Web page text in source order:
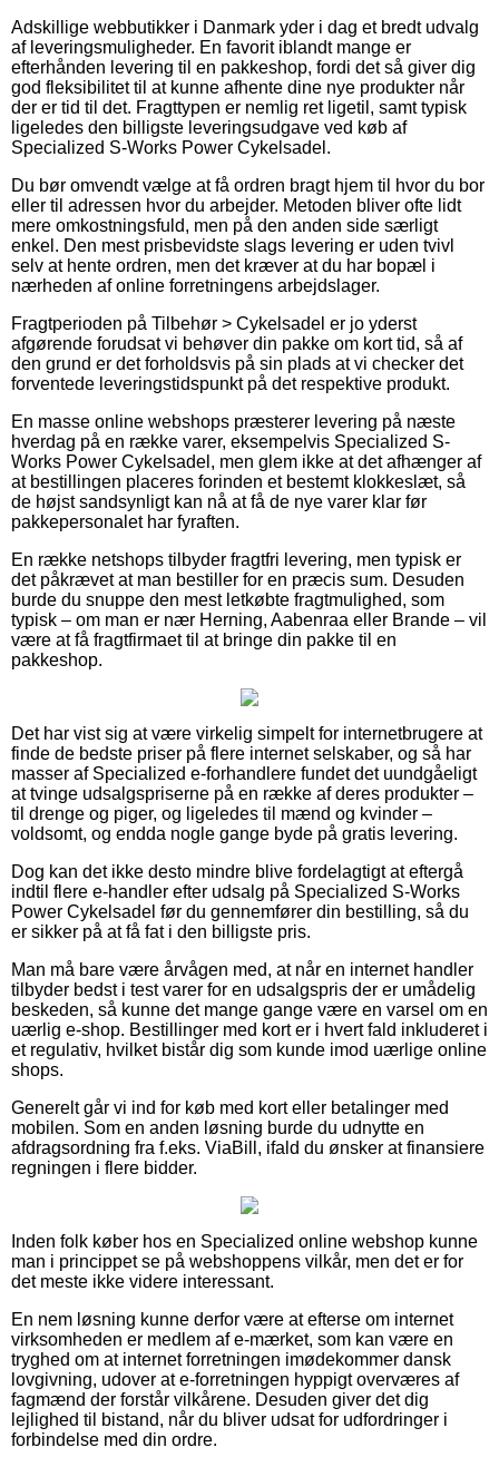
Adskillige webbutikker i Danmark yder i dag et bredt udvalg
af leveringsmuligheder. En favorit iblandt mange er
efterhånden levering til en pakkeshop, fordi det så giver dig
god fleksibilitet til at kunne afhente dine nye produkter når
der er tid til det. Fragttypen er nemlig ret ligetil, samt typisk
ligeledes den billigste leveringsudgave ved køb af
Specialized S-Works Power Cykelsadel.
Du bør omvendt vælge at få ordren bragt hjem til hvor du bor
eller til adressen hvor du arbejder. Metoden bliver ofte lidt
mere omkostningsfuld, men på den anden side særligt
enkel. Den mest prisbevidste slags levering er uden tvivl
selv at hente ordren, men det kræver at du har bopæl i
nærheden af online forretningens arbejdslager.
Fragtperioden på Tilbehør > Cykelsadel er jo yderst
afgørende forudsat vi behøver din pakke om kort tid, så af
den grund er det forholdsvis på sin plads at vi checker det
forventede leveringstidspunkt på det respektive produkt.
En masse online webshops præsterer levering på næste
hverdag på en række varer, eksempelvis Specialized S-
Works Power Cykelsadel, men glem ikke at det afhænger af
at bestillingen placeres forinden et bestemt klokkeslæt, så
de højst sandsynligt kan nå at få de nye varer klar før
pakkepersonalet har fyraften.
En række netshops tilbyder fragtfri levering, men typisk er
det påkrævet at man bestiller for en præcis sum. Desuden
burde du snuppe den mest letkøbte fragtmulighed, som
typisk – om man er nær Herning, Aabenraa eller Brande – vil
være at få fragtfirmaet til at bringe din pakke til en
pakkeshop.
Det har vist sig at være virkelig simpelt for internetbrugere at
finde de bedste priser på flere internet selskaber, og så har
masser af Specialized e-forhandlere fundet det uundgåeligt
at tvinge udsalgspriserne på en række af deres produkter –
til drenge og piger, og ligeledes til mænd og kvinder –
voldsomt, og endda nogle gange byde på gratis levering.
Dog kan det ikke desto mindre blive fordelagtigt at eftergå
indtil flere e-handler efter udsalg på Specialized S-Works
Power Cykelsadel før du gennemfører din bestilling, så du
er sikker på at få fat i den billigste pris.
Man må bare være årvågen med, at når en internet handler
tilbyder bedst i test varer for en udsalgspris der er umådelig
beskeden, så kunne det mange gange være en varsel om en
uærlig e-shop. Bestillinger med kort er i hvert fald inkluderet i
et regulativ, hvilket bistår dig som kunde imod uærlige online
shops.
Generelt går vi ind for køb med kort eller betalinger med
mobilen. Som en anden løsning burde du udnytte en
afdragsordning fra f.eks. ViaBill, ifald du ønsker at finansiere
regningen i flere bidder.
Inden folk køber hos en Specialized online webshop kunne
man i princippet se på webshoppens vilkår, men det er for
det meste ikke videre interessant.
En nem løsning kunne derfor være at efterse om internet
virksomheden er medlem af e-mærket, som kan være en
tryghed om at internet forretningen imødekommer dansk
lovgivning, udover at e-forretningen hyppigt overværes af
fagmænd der forstår vilkårene. Desuden giver det dig
lejlighed til bistand, når du bliver udsat for udfordringer i
forbindelse med din ordre.